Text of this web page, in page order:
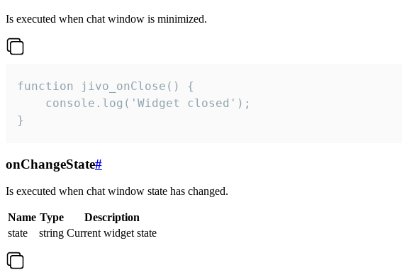
Is executed when chat window is minimized.
function jivo_onClose() {
    console.log('Widget closed');
}
onChangeState#
Is executed when chat window state has changed.
Name Type
Description
state
string Current widget state